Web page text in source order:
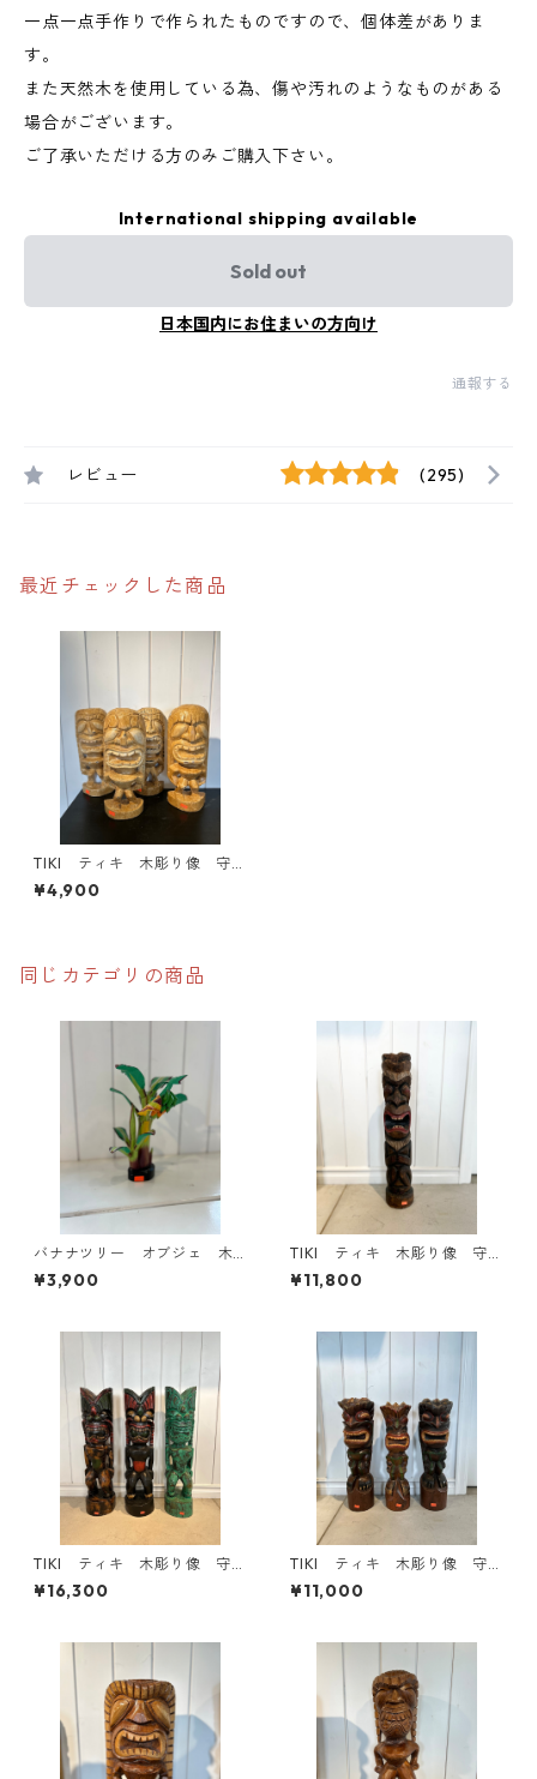
一点一点手作りで作られたものですので、個体差がありま
す。
また天然木を使用している為、傷や汚れのようなものがある
場合がございます。
ご了承いただける方のみご購入下さい。
International shipping available
Sold out
日本国内にお住まいの方向け
通報する
レビュー (295)
最近チェックした商品
TIKI ティキ 木彫り像 守り
神 魔除け お守り
¥4,900
同じカテゴリの商品
バナナツリー オブジェ 木
彫り雑貨
¥3,900
TIKI ティキ 木彫り像 守り
神 魔除け お守り
¥11,800
TIKI ティキ 木彫り像 守り
神 魔除け お守り
¥16,300
TIKI ティキ 木彫り像 守り
神 魔除け お守り
¥11,000